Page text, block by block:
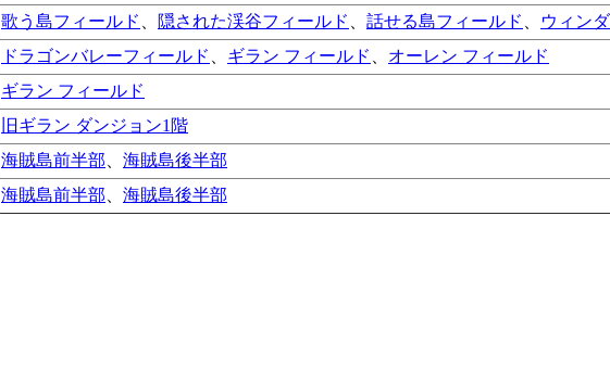
歌う島フィールド 隠された渓谷フィールド 話せる島フィールド
ウィン
ドラゴンバレーフィールド ギラン フィールド
オーレン フィールド
ギラン フィールド
旧ギラン ダンジョン1階
海賊島前半部
海賊島後半部
海賊島前半部 海賊島後半部